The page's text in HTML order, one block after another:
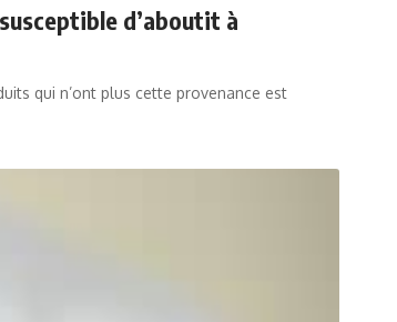
d’aboutit à
qui n’ont plus cette provenance est